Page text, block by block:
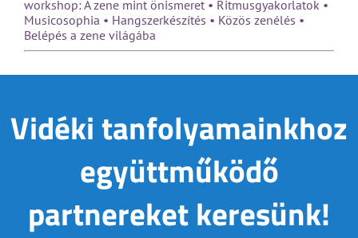
workshop: A zene mint önismeret • Ritmusgyakorlatok •
Musicosophia • Hangszerkészítés • Közös zenélés •
Belépés a zene világába
Vidéki tanfolyamainkhoz
együttműködő
partnereket keresünk!